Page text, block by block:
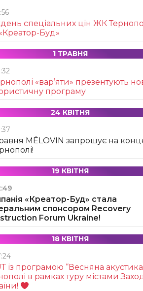
спеціальних цін ЖК
Буд»
1 ТРАВНЯ
«вар’яти» презентують
програму
24 КВІТНЯ
MÉLOVIN запрошує на
19 КВІТНЯ
«Креатор-Буд» стала
спонсором Recovery
Forum Ukraine!
18 КВІТНЯ
із програмою “Весняна
в рамках туру містами